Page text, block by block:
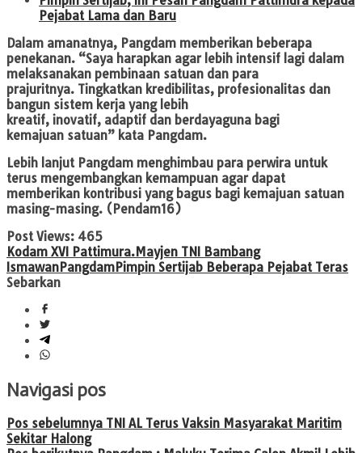
Pejabat Lama dan Baru
Dalam amanatnya, Pangdam memberikan beberapa
penekanan. “Saya harapkan agar lebih intensif lagi dalam
melaksanakan pembinaan satuan dan para
prajuritnya. Tingkatkan kredibilitas, profesionalitas dan
bangun sistem kerja yang lebih
kreatif, inovatif, adaptif dan berdayaguna bagi
kemajuan satuan” kata Pangdam.
Lebih lanjut Pangdam menghimbau para perwira untuk
terus mengembangkan kemampuan agar dapat
memberikan kontribusi yang bagus bagi kemajuan satuan
masing-masing. (Pendam16)
Post Views: 465
Kodam XVI Pattimura.Mayjen TNI Bambang
IsmawanPangdamPimpin Sertijab Beberapa Pejabat Teras
Sebarkan
Navigasi pos
Pos sebelumnya TNI AL Terus Vaksin Masyarakat Maritim
Sekitar Halong